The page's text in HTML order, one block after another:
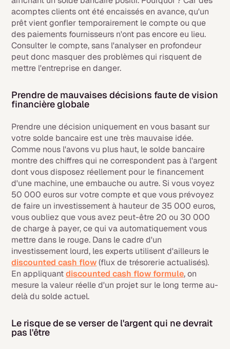
acomptes clients ont été encaissés en avance, qu'un
prêt vient gonfler temporairement le compte ou que
des paiements fournisseurs n'ont pas encore eu lieu.
Consulter le compte, sans l'analyser en profondeur
peut donc masquer des problèmes qui risquent de
mettre l'entreprise en danger.
Prendre de mauvaises décisions faute de vision
financière globale
Prendre une décision uniquement en vous basant sur
votre solde bancaire est une très mauvaise idée.
Comme nous l'avons vu plus haut, le solde bancaire
montre des chiffres qui ne correspondent pas à l'argent
dont vous disposez réellement pour le financement
d'une machine, une embauche ou autre. Si vous voyez
50 000 euros sur votre compte et que vous prévoyez
de faire un investissement à hauteur de 35 000 euros,
vous oubliez que vous avez peut-être 20 ou 30 000
de charge à payer, ce qui va automatiquement vous
mettre dans le rouge. Dans le cadre d'un
investissement lourd, les experts utilisent d'ailleurs le
discounted cash flow(flux de trésorerie actualisés).
En appliquantdiscounted cash flow formule, on
mesure la valeur réelle d'un projet sur le long terme au-
delà du solde actuel.
Le risque de se verser de l'argent qui ne devrait
pas l'être